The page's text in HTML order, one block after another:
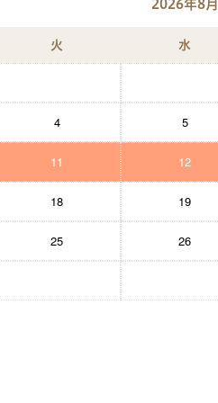
2026年8月
火 水
4 5
11 12
18 19
25 26